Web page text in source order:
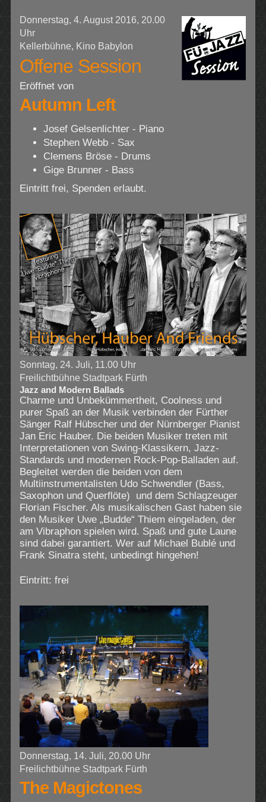
Donnerstag, 4. August 2016, 20.00
Uhr
Kellerbühne, Kino Babylon
Offene Session
Eröffnet von
Autumn Left
Josef Gelsenlichter - Piano
Stephen Webb - Sax
Clemens Bröse - Drums
Gige Brunner - Bass
Eintritt frei, Spenden erlaubt.
Sonntag, 24. Juli, 11.00 Uhr
Freilichtbühne Stadtpark Fürth
Jazz and Modern Ballads
Charme und Unbekümmertheit, Coolness und
purer Spaß an der Musik verbinden der Fürther
Sänger Ralf Hübscher und der Nürnberger Pianist
Jan Eric Hauber. Die beiden Musiker treten mit
Interpretationen von Swing-Klassikern, Jazz-
Standards und modernen Rock-Pop-Balladen auf.
Begleitet werden die beiden von dem
Multiinstrumentalisten Udo Schwendler (Bass,
Saxophon und Querflöte) und dem Schlagzeuger
Florian Fischer. Als musikalischen Gast haben sie
den Musiker Uwe „Budde“ Thiem eingeladen, der
am Vibraphon spielen wird. Spaß und gute Laune
sind dabei garantiert. Wer auf Michael Bublé und
Frank Sinatra steht, unbedingt hingehen!
Eintritt: frei
Donnerstag, 14. Juli, 20.00 Uhr
Freilichtbühne Stadtpark Fürth
The Magictones